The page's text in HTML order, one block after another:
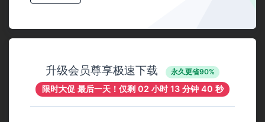
升级会员尊享极速下载 永久更省90%
限时大促 最后一天！仅剩 02 小时 13 分钟 40 秒